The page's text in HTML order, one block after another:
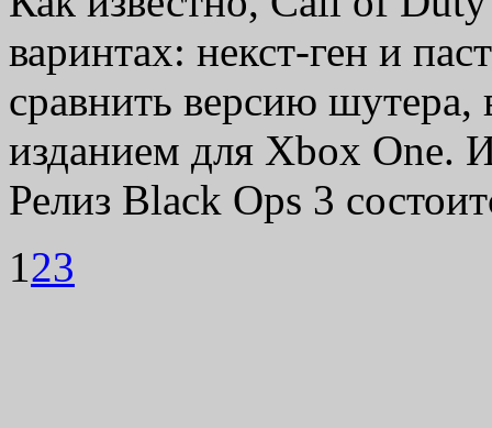
варинтах: некст-ген и
сравнить версию
изданием для Xbox One.
Релиз Black Ops 3
123